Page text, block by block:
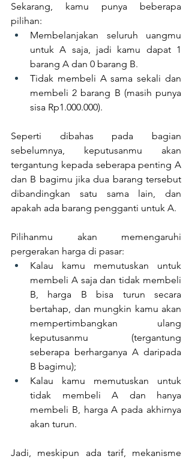
Sekarang, kamu punya beberapa
pilihan:
Membelanjakan seluruh uangmu
untuk A saja, jadi kamu dapat 1
barang A dan 0 barang B.
Tidak membeli A sama sekali dan
membeli 2 barang B (masih punya
sisa Rp1.000.000).
Seperti dibahas pada bagian
sebelumnya, keputusanmu akan
tergantung kepada seberapa penting A
dan B bagimu jika dua barang tersebut
dibandingkan satu sama lain, dan
apakah ada barang pengganti untuk A.
Pilihanmu akan memengaruhi
pergerakan harga di pasar:
Kalau kamu memutuskan untuk
membeli A saja dan tidak membeli
B, harga B bisa turun secara
bertahap, dan mungkin kamu akan
mempertimbangkan ulang
keputusanmu (tergantung
seberapa berharganya A daripada
B bagimu);
Kalau kamu memutuskan untuk
tidak membeli A dan hanya
membeli B, harga A pada akhirnya
akan turun.
Jadi, meskipun ada tarif, mekanisme